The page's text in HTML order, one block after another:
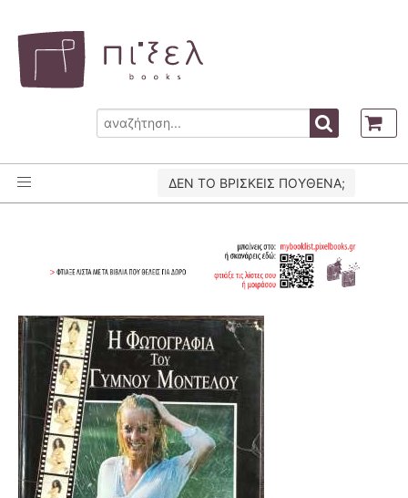
ΔΕΝ ΤΟ ΒΡΙΣΚΕΙΣ ΠΟΥΘΕΝΑ;